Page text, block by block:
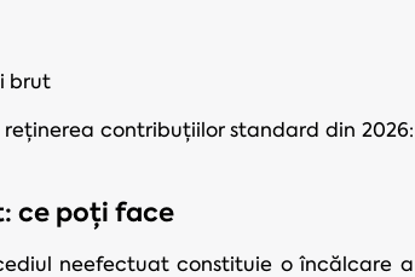
brut
contribuțiilor standard din 2026:
ce poți face
neefectuat constituie o încălcare a